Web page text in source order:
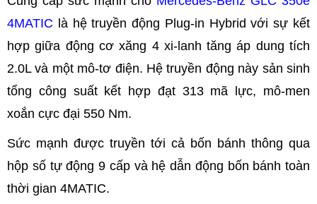
4MATIC là hệ truyền động Plug-in Hybrid với sự kết
hợp giữa động cơ xăng 4 xi-lanh tăng áp dung tích
2.0L và một mô-tơ điện. Hệ truyền động này sản sinh
tổng công suất kết hợp đạt 313 mã lực, mô-men
xoắn cực đại 550 Nm.
Sức mạnh được truyền tới cả bốn bánh thông qua
hộp số tự động 9 cấp và hệ dẫn động bốn bánh toàn
thời gian 4MATIC.